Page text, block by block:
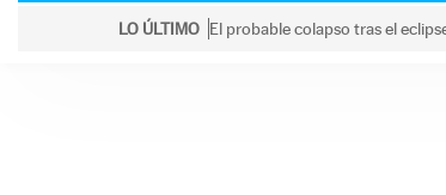
LO ÚLTIMO El probable colapso tras el